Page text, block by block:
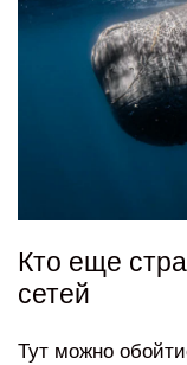
Кто еще
сетей
Тут можно